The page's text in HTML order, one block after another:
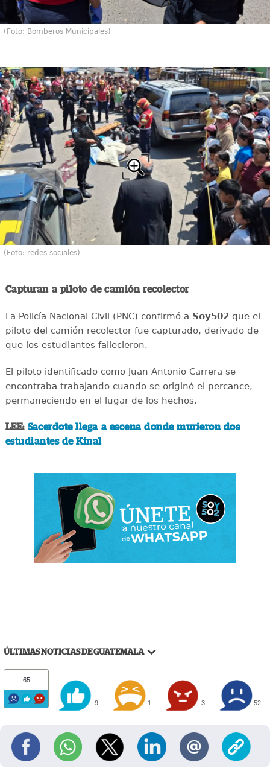
(Foto: Bomberos Municipales)
(Foto: redes sociales)
Capturan a piloto de camión recolector
La Policía Nacional Civil (PNC) confirmó a Soy502que el
piloto del camión recolector fue capturado, derivado de
que los estudiantes fallecieron.
El piloto identificado como Juan Antonio Carrera se
encontraba trabajando cuando se originó el percance,
permaneciendo en el lugar de los hechos.
LEE: Sacerdote llega a escena donde murieron dos
estudiantes de Kinal
ÚLTIMAS NOTICIAS DE GUATEMALA
65
9 1 3 52